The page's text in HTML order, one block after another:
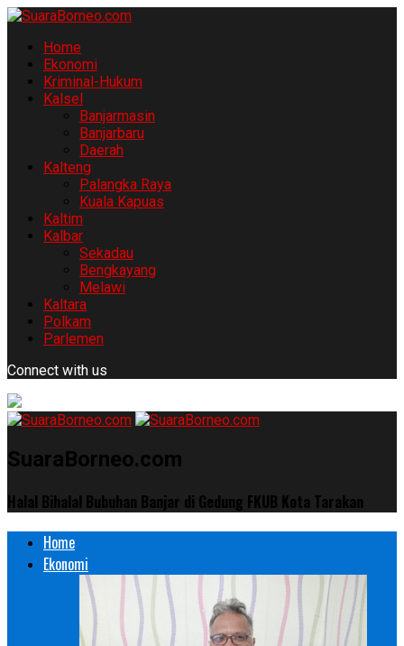
Home
Ekonomi
Kriminal-Hukum
Kalsel
Banjarmasin
Banjarbaru
Daerah
Kalteng
Palangka Raya
Kuala Kapuas
Kaltim
Kalbar
Sekadau
Bengkayang
Melawi
Kaltara
Polkam
Parlemen
Connect with us
SuaraBorneo.com
Halal Bihalal Bubuhan Banjar di Gedung FKUB Kota Tarakan
Home
Ekonomi